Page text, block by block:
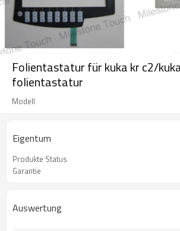
Folientastatur für kuka kr c2/
folientastatur
Modell
Eigentum
Produkte Status
Garantie
Auswertung